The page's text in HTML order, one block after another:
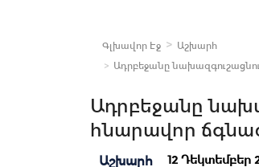
Գլխավոր Էջ
Աշխարհ
Ադրբեջանը
Ադրբեջանը
հնարավոր
Աշխարհ 12 Դեկտեմբեր